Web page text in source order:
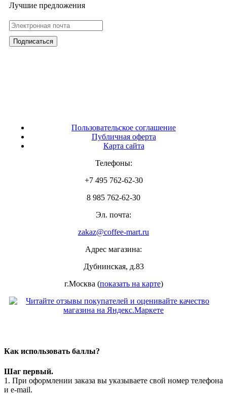
Лучшие предложения
Пользовательское соглашение
Публичная оферта
Карта сайта
Телефоны:
+7 495 762-62-30
8 985 762-62-30
Эл. почта:
zakaz@coffee-mart.ru
Адрес магазина:
Дубнинская, д.83
г.Москва (показать на карте)
Как использовать баллы?
Шаг первый.
1. При оформлении заказа вы указываете свой номер телефона
и e-mail.